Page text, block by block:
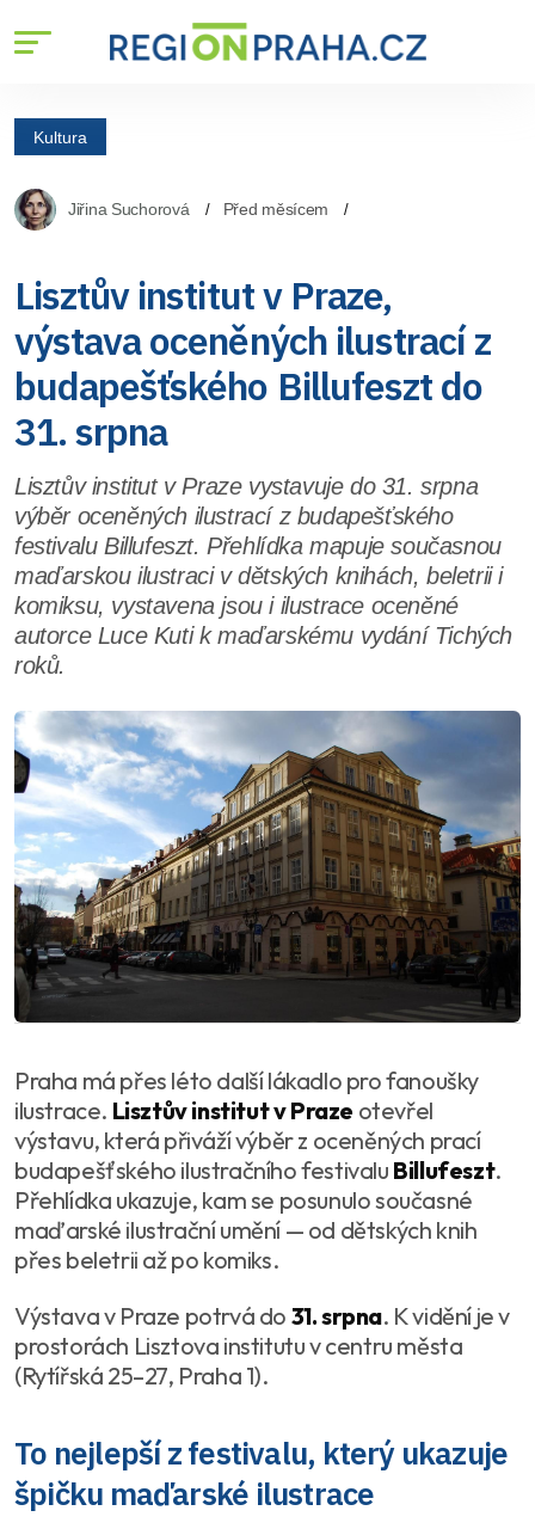
Kultura
Jiřina Suchorová Před měsícem
Lisztův institut v Praze,
výstava oceněných ilustrací z
budapešťského Billufeszt do
31. srpna
Lisztův institut v Praze vystavuje do 31. srpna
výběr oceněných ilustrací z budapešťského
festivalu Billufeszt. Přehlídka mapuje současnou
maďarskou ilustraci v dětských knihách, beletrii i
komiksu, vystavena jsou i ilustrace oceněné
autorce Luce Kuti k maďarskému vydání Tichých
roků.
Praha má přes léto další lákadlo pro fanoušky
ilustrace. Lisztův institut v Praze otevřel
výstavu, která přiváží výběr z oceněných prací
budapešťského ilustračního festivalu Billufeszt.
Přehlídka ukazuje, kam se posunulo současné
maďarské ilustrační umění — od dětských knih
přes beletrii až po komiks.
Výstava v Praze potrvá do 31. srpna. K vidění je v
prostorách Lisztova institutu v centru města
(Rytířská 25–27, Praha 1).
To nejlepší z festivalu, který ukazuje
špičku maďarské ilustrace